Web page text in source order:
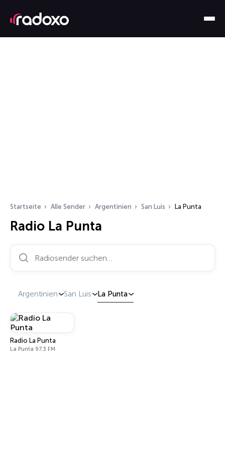
Startseite Alle Sender Argentinien San Luis La Punta
Radio La Punta
Radiosender suchen…
Argentinien San Luis La Punta
Radio La Punta
La Punta 97.3 FM